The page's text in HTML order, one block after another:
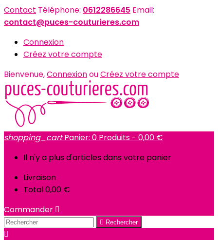
Contact Téléphone: 0612286645 Email:
contact@puces-couturieres.com
Connexion
Créez votre compte
Bienvenue,ConnexionouCréez votre compte
shopping_cart Panier: 0 Produits - 0,00 €
Il n'y a plus d'articles dans votre panier
Livraison
Total0,00 €
Commander 
 Rechercher
